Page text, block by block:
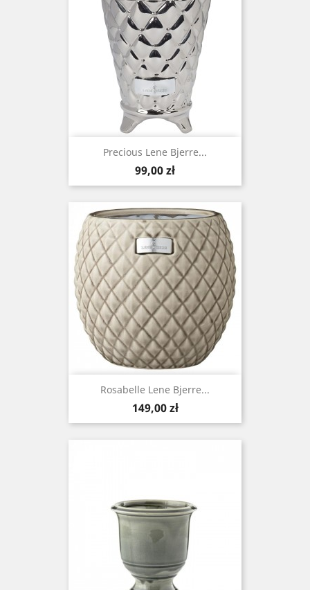
Precious Lene Bjerre...
Cena
99,00 zł
Rosabelle Lene Bjerre...
Cena
149,00 zł